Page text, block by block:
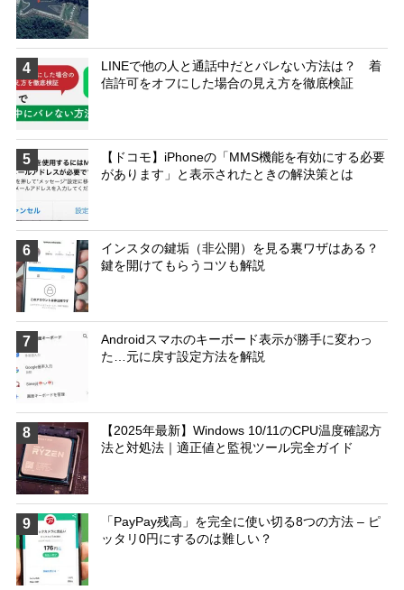
4
LINEで他の人と通話中だとバレない方法は？ 着
信許可をオフにした場合の見え方を徹底検証
5
【ドコモ】iPhoneの「MMS機能を有効にする必要
があります」と表示されたときの解決策とは
6
インスタの鍵垢（非公開）を見る裏ワザはある？
鍵を開けてもらうコツも解説
7
Androidスマホのキーボード表示が勝手に変わっ
た…元に戻す設定方法を解説
8
【2025年最新】Windows 10/11のCPU温度確認方
法と対処法｜適正値と監視ツール完全ガイド
9
「PayPay残高」を完全に使い切る8つの方法 – ピ
ッタリ0円にするのは難しい？